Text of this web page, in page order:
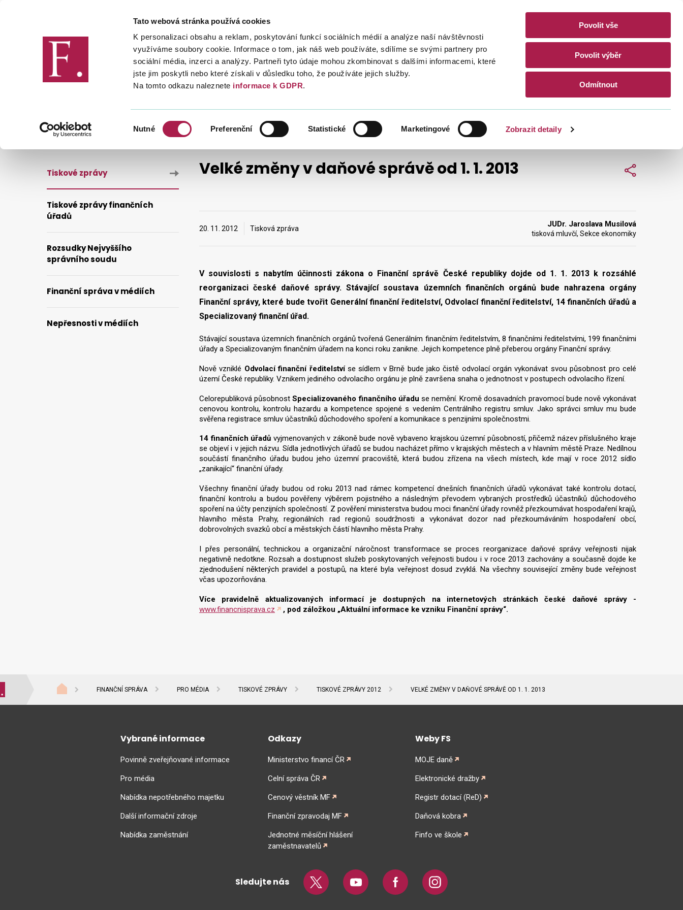
Tato webová stránka používá cookies
K personalizaci obsahu a reklam, poskytování funkcí sociálních médií a analýze naší návštěvnosti
využíváme soubory cookie. Informace o tom, jak náš web používáte, sdílíme se svými partnery pro
sociální média, inzerci a analýzy. Partneři tyto údaje mohou zkombinovat s dalšími informacemi, které
jste jim poskytli nebo které získali v důsledku toho, že používáte jejich služby.
Na tomto odkazu naleznete informace k GDPR.
Nutné Preferenční Statistické Marketingové Zobrazit detaily
Povolit vše
Povolit výběr
Odmítnout
Finanční správa Daně Mezinárodní spolupráce Kontakty CZ EN
Velké změny v daňové správě od 1. 1. 2013 Sdílet
20. 11. 2012 Tisková zpráva JUDr. Jaroslava Musilová
tisková mluvčí, Sekce ekonomiky
V souvislosti s nabytím účinnosti zákona o Finanční správě České republiky dojde od 1. 1. 2013 k rozsáhlé
reorganizaci české daňové správy. Stávající soustava územních finančních orgánů bude nahrazena orgány
Finanční správy, které bude tvořit Generální finanční ředitelství, Odvolací finanční ředitelství, 14 finančních úřadů a
Specializovaný finanční úřad.
Stávající soustava územních finančních orgánů tvořená Generálním finančním ředitelstvím, 8 finančními ředitelstvími, 199 finančními
úřady a Specializovaným finančním úřadem na konci roku zanikne. Jejich kompetence plně přeberou orgány Finanční správy.
Nově vzniklé Odvolací finanční ředitelstvíse sídlem v Brně bude jako čistě odvolací orgán vykonávat svou působnost pro celé
území České republiky. Vznikem jediného odvolacího orgánu je plně završena snaha o jednotnost v postupech odvolacího řízení.
Celorepubliková působnostSpecializovaného finančního úřadu se nemění. Kromě dosavadních pravomocí bude nově vykonávat
cenovou kontrolu, kontrolu hazardu a kompetence spojené s vedením Centrálního registru smluv. Jako správci smluv mu bude
svěřena registrace smluv účastníků důchodového spoření a komunikace s penzijními společnostmi.
14 finančních úřadů vyjmenovaných v zákoně bude nově vybaveno krajskou územní působností, přičemž název příslušného kraje
se objeví i v jejich názvu. Sídla jednotlivých úřadů se budou nacházet přímo v krajských městech a v hlavním městě Praze. Nedílnou
součástí finančního úřadu budou jeho územní pracoviště, která budou zřízena na všech místech, kde mají v roce 2012 sídlo
„zanikající“ finanční úřady.
Všechny finanční úřady budou od roku 2013 nad rámec kompetencí dnešních finančních úřadů vykonávat také kontrolu dotací,
finanční kontrolu a budou pověřeny výběrem pojistného a následným převodem vybraných prostředků účastníků důchodového
spoření na účty penzijních společností. Z pověření ministerstva budou moci finanční úřady rovněž přezkoumávat hospodaření krajů,
hlavního města Prahy, regionálních rad regionů soudržnosti a vykonávat dozor nad přezkoumáváním hospodaření obcí,
dobrovolných svazků obcí a městských částí hlavního města Prahy.
I přes personální, technickou a organizační náročnost transformace se proces reorganizace daňové správy veřejnosti nijak
negativně nedotkne. Rozsah a dostupnost služeb poskytovaných veřejnosti budou i v roce 2013 zachovány a současně dojde ke
zjednodušení některých pravidel a postupů, na které byla veřejnost dosud zvyklá. Na všechny související změny bude veřejnost
včas upozorňována.
Více pravidelně aktualizovaných informací je dostupných na internetových stránkách české daňové správy -
www.financnisprava.cz
, pod záložkou „Aktuální informace ke vzniku Finanční správy“.
Tiskové zprávy
Tiskové zprávy finančních
úřadů
Rozsudky Nejvyššího
správního soudu
Finanční správa v médiích
Nepřesnosti v médiích
FINANČNÍ SPRÁVA PRO MÉDIA TISKOVÉ ZPRÁVY TISKOVÉ ZPRÁVY 2012 VELKÉ ZMĚNY V DAŇOVÉ SPRÁVĚ OD 1. 1. 2013
Vybrané informace
Povinně zveřejňované informace
Pro média
Nabídka nepotřebného majetku
Další informační zdroje
Nabídka zaměstnání
Odkazy
Ministerstvo financí ČR
Celní správa ČR
Cenový věstník MF
Finanční zpravodaj MF
Jednotné měsíční hlášení
zaměstnavatelů
Weby FS
MOJE daně
Elektronické dražby
Registr dotací (ReD)
Daňová kobra
Finfo ve škole
Sledujte nás Twitter Youtube Facebook Instagram